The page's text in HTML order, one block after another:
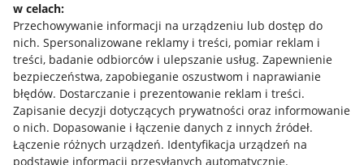
w celach:
Przechowywanie informacji na urządzeniu lub dostęp do
nich. Spersonalizowane reklamy i treści, pomiar reklam i
treści, badanie odbiorców i ulepszanie usług. Zapewnienie
bezpieczeństwa, zapobieganie oszustwom i naprawianie
błędów. Dostarczanie i prezentowanie reklam i treści.
Zapisanie decyzji dotyczących prywatności oraz informowanie
o nich. Dopasowanie i łączenie danych z innych źródeł.
Łączenie różnych urządzeń. Identyfikacja urządzeń na
podstawie informacji przesyłanych automatycznie.
Allegro Gadane dla sprzedających
Allegro Gadane dla kupujących
Mapa miejscowości
Informacje prawne
Regulamin